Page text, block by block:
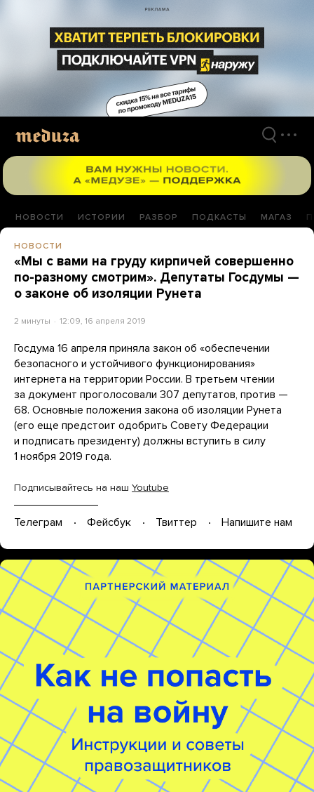
материалам
НОВОСТИ ИСТОРИИ РАЗБОР ПОДКАСТЫ МАГАЗ
НОВОСТИ
«Мы с вами на груду кирпичей совершенно
по-разному смотрим». Депутаты Госдумы —
о законе об изоляции Рунета
2 минуты 12:09, 16 апреля 2019
Госдума 16 апреля приняла закон об «обеспечении
безопасного и устойчивого функционирования»
интернета на территории России. В третьем чтении
за документ проголосовали 307 депутатов, против —
68. Основные положения закона об изоляции Рунета
(его еще предстоит одобрить Совету Федерации
и подписать президенту) должны вступить в силу
1 ноября 2019 года.
Подписывайтесь на наш Youtube
Телеграм Фейсбук Твиттер Напишите нам